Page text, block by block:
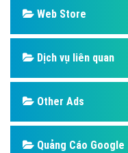
Web Store
Dịch vụ liên quan
Other Ads
Quảng Cáo Google